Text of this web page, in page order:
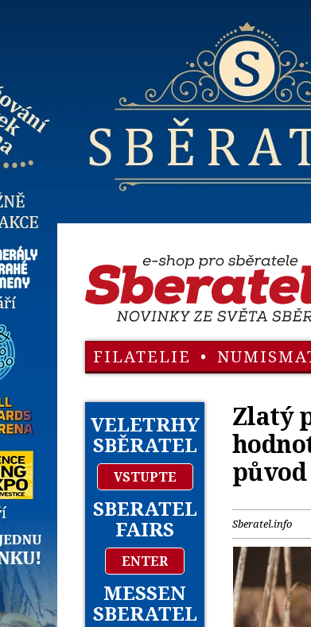
FILATELIE •
VELETRHY
SBĚRATEL
VSTUPTE
SBERATEL
FAIRS
ENTER
MESSEN
SBERATEL
Zlatý
Sberatel.info